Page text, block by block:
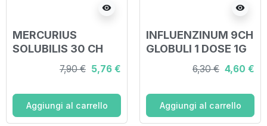
visibility
MERCURIUS
SOLUBILIS 30 CH
GRANULI
7,90 € 5,76 €
Aggiungi al carrello
visibility
INFLUENZINUM 9CH
GLOBULI 1 DOSE 1G
6,30 € 4,60 €
Aggiungi al carrello